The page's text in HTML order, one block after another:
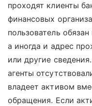
проходят клиенты
финансовых
пользователь
а иногда и адрес
или другие
агенты
владеет активом
обращения. Если